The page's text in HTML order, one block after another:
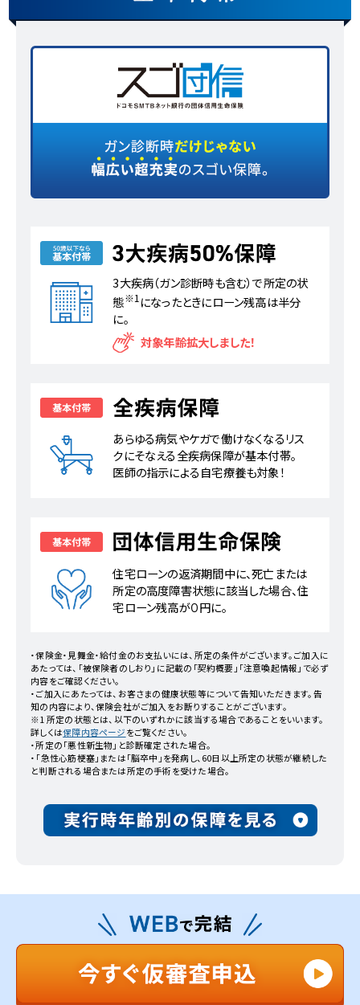
3大疾病（ガン診断時も含む）で所定の状
態※1 になったときにローン残高は半分
に。
対象年齢拡大しました！
あらゆる病気やケガで働けなくなるリス
クにそなえる全疾病保障が基本付帯。
医師の指示による自宅療養も対象！
住宅ローンの返済期間中に、死亡または
所定の高度障害状態に該当した場合、住
宅ローン残高が０円に。
・保険金・見舞金・給付金のお支払いには、所定の条件がございます。ご加入に
あたっては、「被保険者のしおり」に記載の「契約概要」「注意喚起情報」で必ず
内容をご確認ください。
・ご加入にあたっては、お客さまの健康状態等について告知いただきます。告
知の内容により、保険会社がご加入をお断りすることがございます。
※1 所定の状態とは、以下のいずれかに該当する場合であることをいいます。
詳しくは保障内容ページ をご覧ください。
・所定の「悪性新生物」と診断確定された場合。
・「急性心筋梗塞」または「脳卒中」を発病し、60日以上所定の状態が継続した
と判断される場合または所定の手術を受けた場合。